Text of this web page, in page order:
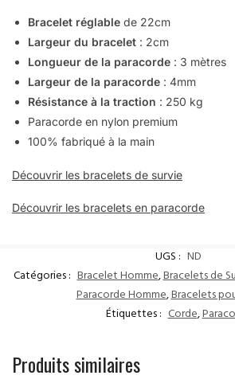
Bracelet réglable de 22cm
Largeur du bracelet : 2cm
Longueur de la paracorde : 3 mètres
Largeur de la paracorde : 4mm
Résistance à la traction : 250 kg
Paracorde en nylon premium
100% fabriqué à la main
Découvrir les bracelets de survie
Découvrir les bracelets en paracorde
UGS : ND
Catégories : Bracelet Homme,Bracelets de
Paracorde Homme,Bracelets
Étiquettes : Corde,
Produits similaires